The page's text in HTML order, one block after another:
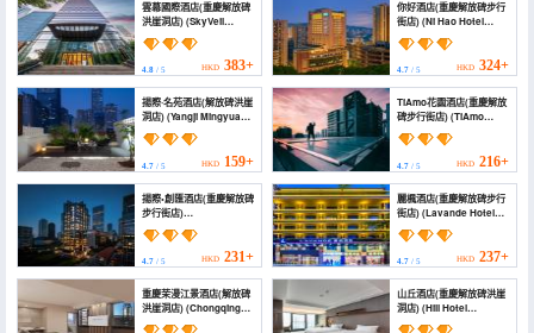
雲幕國際酒店(重慶解放碑
洪崖洞店) (SkyVeil
International River
Hotel (Chongqing
Jiefangbei
Hongyadong Branch))
4.8 / 5 HKD 383+
你好酒店(重慶解放碑步行
街店) (Ni Hao Hotel
(Chongqing Jiefangbei
Pedestrian Street))
4.7/ 5 HKD 324+
揚際·名苑酒店(解放碑洪崖
洞店) (Yangji Mingyuan
Hotel (Jiefangbei Area
Hong Ya Dong))
4.7 / 5 HKD 159+
TiAmo花園酒店(重慶解放
碑步行街店) (TiAmo
Garden Hotel
(Chongqing Jiefangbei
Pedestrian Street))
4.7/ 5 HKD 216+
揚際•創匯酒店(重慶解放碑
步行街店)
(Yangji•Chuanghui
Hotel(Chongqing
Jiefangbei Walking
Street))
4.7 / 5 HKD 231+
麗楓酒店(重慶解放碑步行
街店) (Lavande Hotel
(Chongqing Jiefangbei
Pedestrian Street))
4.7/ 5 HKD 237+
重慶茉漫江景酒店(解放碑
洪崖洞店) (Chongqing
Moman River View
山丘酒店(重慶解放碑洪崖
洞店) (Hill Hotel
(Chongqing Jiefangbei